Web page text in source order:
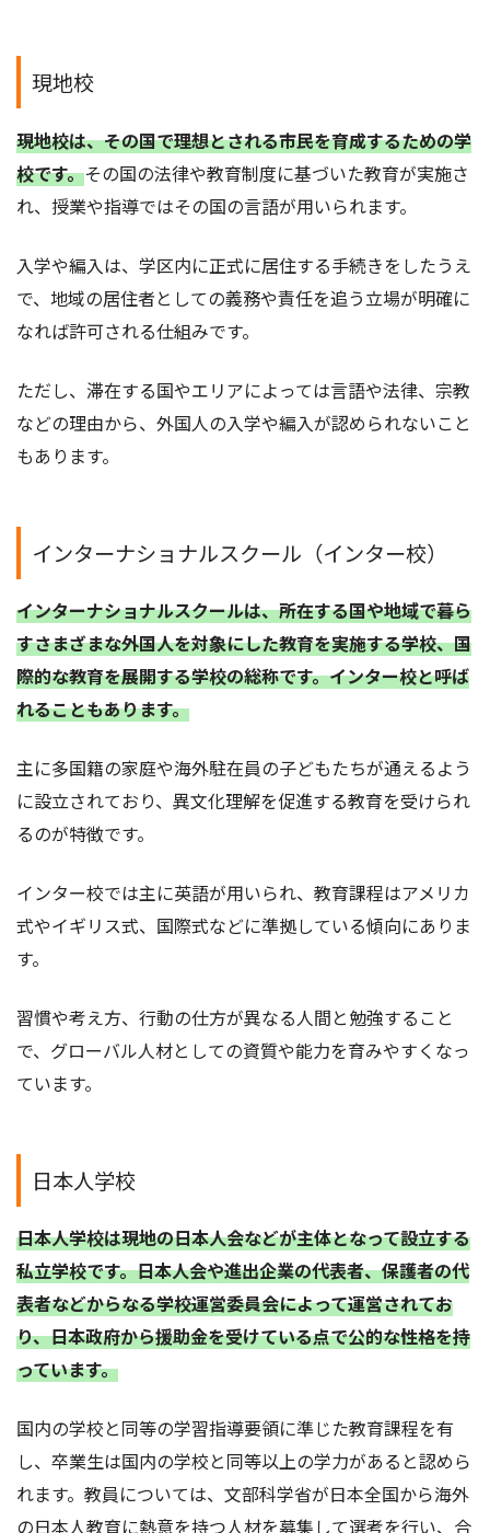
現地校
現地校は、その国で理想とされる市民を育成するための学
校です。その国の法律や教育制度に基づいた教育が実施さ
れ、授業や指導ではその国の言語が用いられます。
入学や編入は、学区内に正式に居住する手続きをしたうえ
で、地域の居住者としての義務や責任を追う立場が明確に
なれば許可される仕組みです。
ただし、滞在する国やエリアによっては言語や法律、宗教
などの理由から、外国人の入学や編入が認められないこと
もあります。
インターナショナルスクール（インター校）
インターナショナルスクールは、所在する国や地域で暮ら
すさまざまな外国人を対象にした教育を実施する学校、国
際的な教育を展開する学校の総称です。インター校と呼ば
れることもあります。
主に多国籍の家庭や海外駐在員の子どもたちが通えるよう
に設立されており、異文化理解を促進する教育を受けられ
るのが特徴です。
インター校では主に英語が用いられ、教育課程はアメリカ
式やイギリス式、国際式などに準拠している傾向にありま
す。
習慣や考え方、行動の仕方が異なる人間と勉強すること
で、グローバル人材としての資質や能力を育みやすくなっ
ています。
日本人学校
日本人学校は現地の日本人会などが主体となって設立する
私立学校です。日本人会や進出企業の代表者、保護者の代
表者などからなる学校運営委員会によって運営されてお
り、日本政府から援助金を受けている点で公的な性格を持
っています。
国内の学校と同等の学習指導要領に準じた教育課程を有
し、卒業生は国内の学校と同等以上の学力があると認めら
れます。教員については、文部科学省が日本全国から海外
の日本人教育に熱意を持つ人材を募集して選考を行い、合